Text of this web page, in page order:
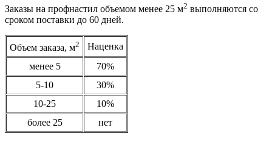
Заказы на профнастил объемом менее 25 м2 выполняются со
сроком поставки до 60 дней.
Объем заказа, м2
Наценка
менее 5
70%
5-10
30%
10-25
10%
более 25
нет